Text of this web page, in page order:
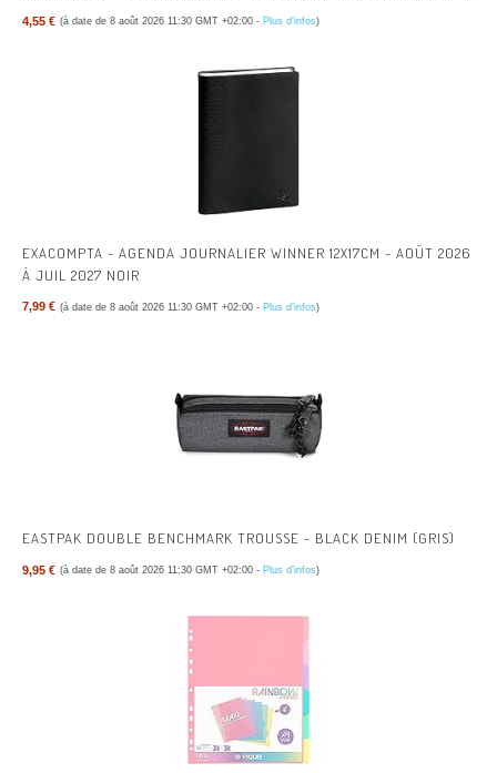
COULEUR : TRANSPARENT
4,55 € (à date de 8 août 2026 11:30 GMT +02:00 - Plus d’infos)
EXACOMPTA - AGENDA JOURNALIER WINNER 12X17CM - AOÛT 2026
À JUIL 2027 NOIR
7,99 € (à date de 8 août 2026 11:30 GMT +02:00 - Plus d’infos)
EASTPAK DOUBLE BENCHMARK TROUSSE - BLACK DENIM (GRIS)
9,95 € (à date de 8 août 2026 11:30 GMT +02:00 - Plus d’infos)